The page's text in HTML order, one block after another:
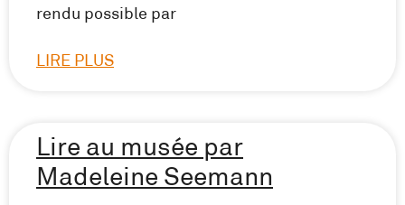
rendu possible par
LIRE PLUS
Lire au musée par
Madeleine Seemann